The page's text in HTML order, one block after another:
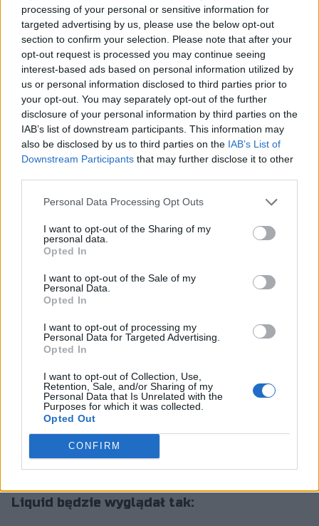
processing of your personal or sensitive information for
targeted advertising by us, please use the below opt-out
section to confirm your selection. Please note that after your
opt-out request is processed you may continue seeing
interest-based ads based on personal information utilized by
us or personal information disclosed to third parties prior to
your opt-out. You may separately opt-out of the further
disclosure of your personal information by third parties on the
IAB’s list of downstream participants. This information may
also be disclosed by us to third parties on the IAB’s List of
Downstream Participants that may further disclose it to other
Personal Data Processing Opt Outs
I want to opt-out of the Sharing of my
personal data.
Opted In
I want to opt-out of the Sale of my
Personal Data.
Opted In
I want to opt-out of processing my
Personal Data for Targeted Advertising.
Opted In
I want to opt-out of Collection, Use,
Retention, Sale, and/or Sharing of my
Personal Data that Is Unrelated with the
Purposes for which it was collected.
Opted Out
CONFIRM
edycji Intel Grand Slam. Niemniej nieco ponad dwa lata
temu EliGE opuścił zespół, dołączając do Complexity,
gdzie spędził kolejne półtora roku. Z kolei przed
sezonem 2025 28-letni dziś strzelec zasilił szeregi FaZe.
Wówczas wydawało się, że będzie to mariaż idealny,
finalnie jednak po zaledwie siedmiu miesiącach
Jablonowski wylądował na ławce rezerwowych, a jego
miejsce zajął Jakub "jcobbb" Pietruszewski z Betclic
Apogee Esports.
CZYTAJ TEŻ:Snax: Nie wiem, czy będzie tak, że
końcówka w G2 to był koniec mojej kariery
Od tej sytuacji minął miesiąc, który EliGE spędził poza
regularną grą. Niewykluczone jednak, że szansę na
którego członkami są Roland "ultimate" Tomkowiak i
Kamil "siuhy" Szkaradek, na gwałt potrzebuje bowiem
zakończeniu FISSURE Playground 2 na powrót do FaZe
zdecydował się Russel "Twistzz" Van Dulken. Wcześniej,
Belgradzie po wicemistrzostwo, znacząco zwiększając
swoje szanse na awans na StarLadder Budapest Major
2025. W przypadku ewentualnego transferu EliGE
będzie musiał więc pomóc TL w podtrzymaniu dobrej
passy podczas Birch Cup 2025 w Gdańsku.
Liquid będzie wyglądał tak: